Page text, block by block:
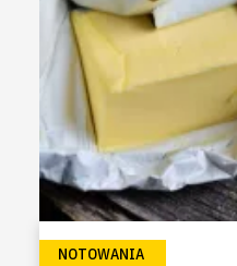
NOTOWANIA